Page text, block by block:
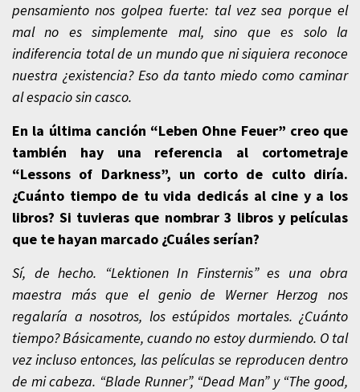
pensamiento nos golpea fuerte: tal vez sea porque el
mal no es simplemente mal, sino que es solo la
indiferencia total de un mundo que ni siquiera reconoce
nuestra ¿existencia? Eso da tanto miedo como caminar
al espacio sin casco.
En la última canción “Leben Ohne Feuer” creo que
también hay una referencia al cortometraje
“Lessons of Darkness”, un corto de culto diría.
¿Cuánto tiempo de tu vida dedicás al cine y a los
libros? Si tuvieras que nombrar 3 libros y películas
que te hayan marcado ¿Cuáles serían?
Sí, de hecho. “Lektionen In Finsternis” es una obra
maestra más que el genio de Werner Herzog nos
regalaría a nosotros, los estúpidos mortales. ¿Cuánto
tiempo? Básicamente, cuando no estoy durmiendo. O tal
vez incluso entonces, las películas se reproducen dentro
de mi cabeza. “Blade Runner”, “Dead Man” y “The good,